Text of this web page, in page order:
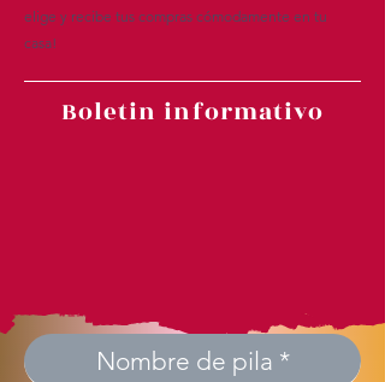
elige y recibe tus compras cómodamente en tu
casa!
Boletin informativo